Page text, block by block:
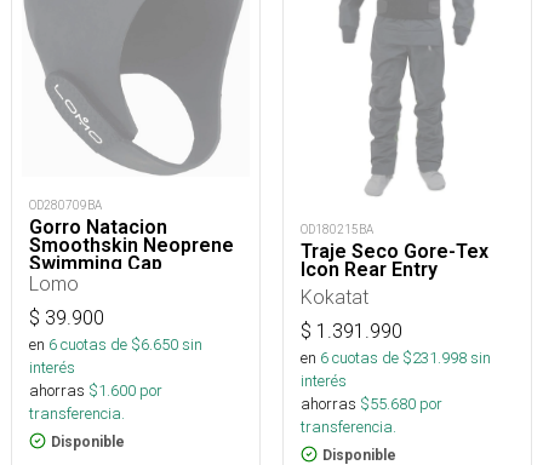
OD280709BA
Gorro Natacion
Smoothskin Neoprene
Swimming Cap
Lomo
$ 39.900
en 6cuotas de $6.650sin
interés
ahorras $1.600 por
transferencia.
Disponible
OD180215BA
Traje Seco Gore-Tex
Icon Rear Entry
Kokatat
$ 1.391.990
en 6cuotas de $231.998sin
interés
ahorras $55.680 por
transferencia.
Disponible